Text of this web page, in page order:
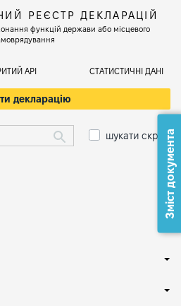
РЕЄСТР ДЕКЛАРАЦІЙ
функцій держави або місцевого
АРІ СТАТИСТИЧНІ ДАНІ
декларацію
шукати скрізьЗміст документа